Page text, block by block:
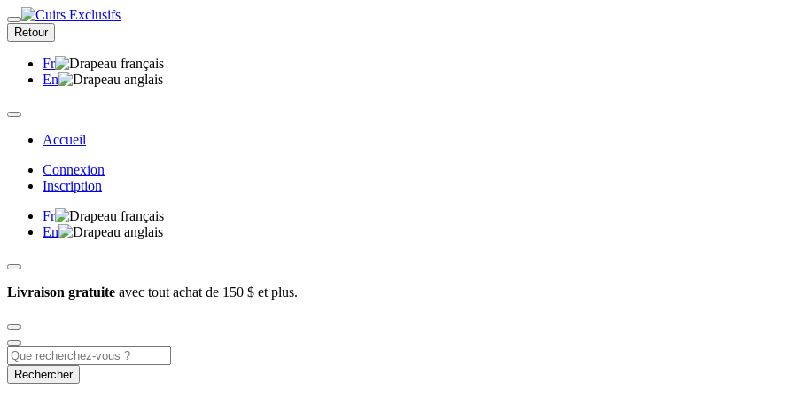
Retour
Fr
En
Accueil
Connexion
Inscription
Fr
En
Livraison gratuite avec tout achat de 150 $ et plus.
Rechercher